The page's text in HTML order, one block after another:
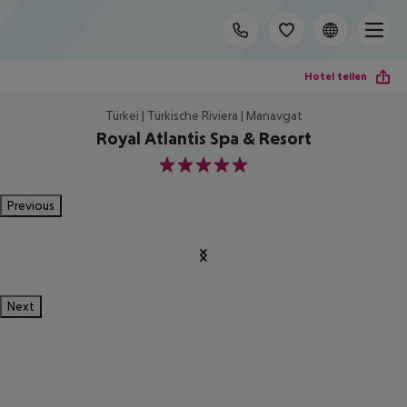
Hotel teilen
Türkei | Türkische Riviera | Manavgat
Royal Atlantis Spa & Resort
5
Previous
Next